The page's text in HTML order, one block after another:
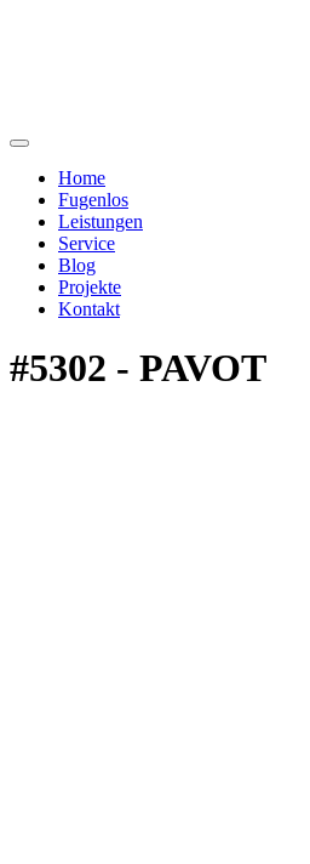
Home
Fugenlos
Leistungen
Service
Blog
Projekte
Kontakt
#5302 - PAVOT